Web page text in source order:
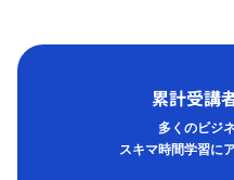
累計受講
多くのビジ
スキマ時間学習に